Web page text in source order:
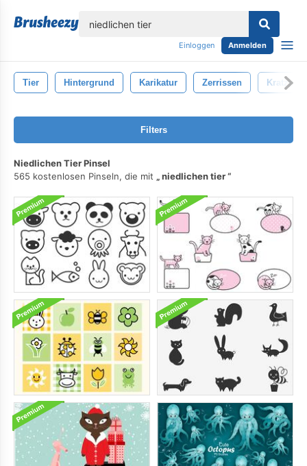
Einloggen Anmelden
Tier Hintergrund Karikatur Zerrissen Kratzen
Filters
Niedlichen Tier Pinsel
565 kostenlosen Pinseln, die mit
niedlichen tier